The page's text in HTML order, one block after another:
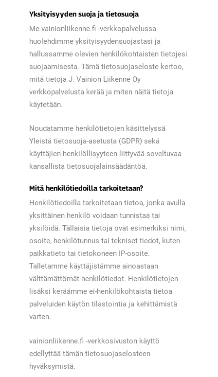
Yksityisyyden suoja ja tietosuoja
Me vainionliikenne.fi -verkkopalvelussa
huolehdimme yksityisyydensuojastasi ja
hallussamme olevien henkilökohtaisten tietojesi
suojaamisesta. Tämä tietosuojaseloste kertoo,
mitä tietoja J. Vainion Liikenne Oy
verkkopalvelusta kerää ja miten näitä tietoja
käytetään.
Noudatamme henkilötietojen käsittelyssä
Yleistä tietosuoja-asetusta (GDPR) sekä
käyttäjien henkilöllisyyteen liittyvää soveltuvaa
kansallista tietosuojalainsäädäntöä.
Mitä henkilötiedoilla tarkoitetaan?
Henkilötiedoilla tarkoitetaan tietoa, jonka avulla
yksittäinen henkilö voidaan tunnistaa tai
yksilöidä. Tällaisia tietoja ovat esimerkiksi nimi,
osoite, henkilötunnus tai tekniset tiedot, kuten
paikkatieto tai tietokoneen IP-osoite.
Talletamme käyttäjistämme ainoastaan
välttämättömät henkilötiedot. Henkilötietojen
lisäksi keräämme ei-henkilökohtaista tietoa
palveluiden käytön tilastointia ja kehittämistä
varten.
vainionliikenne.fi -verkkosivuston käyttö
edellyttää tämän tietosuojaselosteen
hyväksymistä.